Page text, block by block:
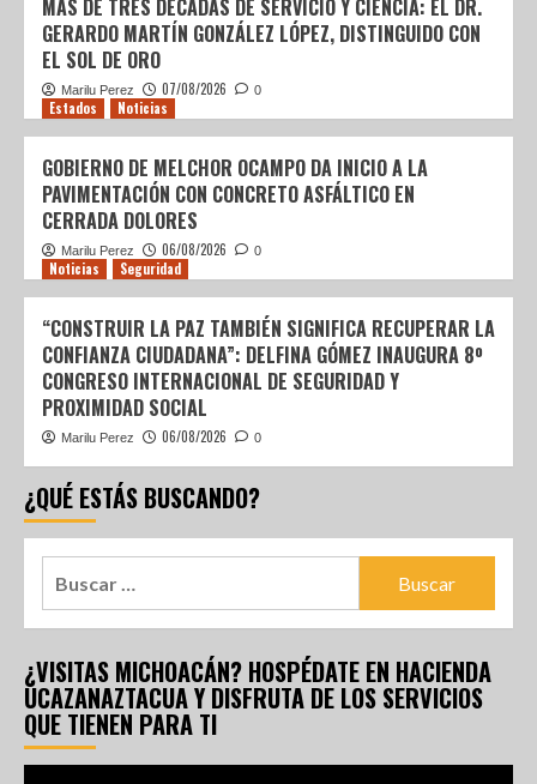
MÁS DE TRES DÉCADAS DE SERVICIO Y CIENCIA: EL DR.
GERARDO MARTÍN GONZÁLEZ LÓPEZ, DISTINGUIDO CON
EL SOL DE ORO
Marilu Perez 07/08/2026 0
Estados Noticias
GOBIERNO DE MELCHOR OCAMPO DA INICIO A LA
PAVIMENTACIÓN CON CONCRETO ASFÁLTICO EN
CERRADA DOLORES
Marilu Perez 06/08/2026 0
Noticias Seguridad
“CONSTRUIR LA PAZ TAMBIÉN SIGNIFICA RECUPERAR LA
CONFIANZA CIUDADANA”: DELFINA GÓMEZ INAUGURA 8º
CONGRESO INTERNACIONAL DE SEGURIDAD Y
PROXIMIDAD SOCIAL
Marilu Perez 06/08/2026 0
¿QUÉ ESTÁS BUSCANDO?
¿VISITAS MICHOACÁN? HOSPÉDATE EN HACIENDA
UCAZANAZTACUA Y DISFRUTA DE LOS SERVICIOS
QUE TIENEN PARA TI